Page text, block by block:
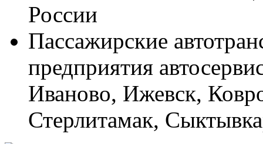
России
Пассажирские
предприятия
Иваново, Ижевск,
Стерлитамак,